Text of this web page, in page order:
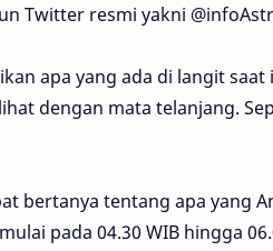
Twitter resmi yakni
apa yang ada di langit saat
dengan mata telanjang.
bertanya tentang apa yang
pada 04.30 WIB hingga